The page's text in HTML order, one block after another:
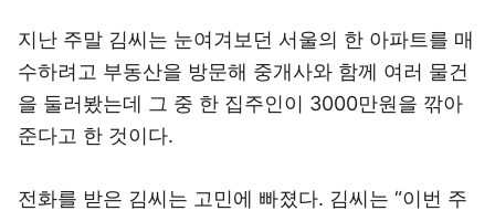
지난 주말 김씨는 눈여겨보던 서울의 한 아파트를 매
수하려고 부동산을 방문해 중개사와 함께 여러 물건
을 둘러봤는데 그 중 한 집주인이 3000만원을 깎아
준다고 한 것이다.
전화를 받은 김씨는 고민에 빠졌다. 김씨는 “이번 주